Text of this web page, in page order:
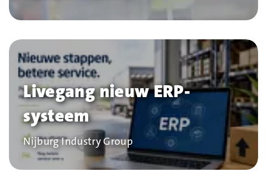
Livegang nieuw ERP-
systeem
Bedrijf
Nijburg Industry Group